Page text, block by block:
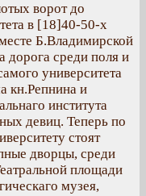
ворот до
в [18]40-50-х
Б.Владимирской
дорога среди поля и
университета
кн.Репнина и
института
девиц. Теперь по
стоят
дворцы, среди
площади
музея,